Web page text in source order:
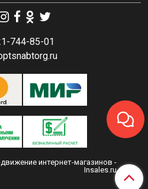
744-85-01
интернет-магазинов -
Insales.ru